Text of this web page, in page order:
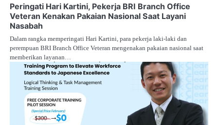
Peringati Hari Kartini, Pekerja BRI Branch Office
Veteran Kenakan Pakaian Nasional Saat Layani
Nasabah
Dalam rangka memperingati Hari Kartini, para pekerja laki-laki dan
perempuan BRI Branch Office Veteran mengenakan pakaian nasional saat
memberikan layanan…